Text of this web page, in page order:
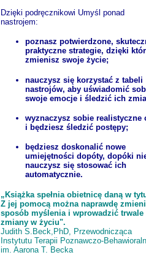
Dzięki podręcznikowi Umyśl ponad
nastrojem:
poznasz potwierdzone,
praktyczne strategie, dzięki
zmienisz swoje życie;
nauczysz się korzystać z tabeli
nastrojów, aby uświadomić
swoje emocje i śledzić ich
wyznaczysz sobie realistyczne
i będziesz śledzić postępy;
będziesz doskonalić nowe
umiejętności dopóty, dopóki
nauczysz się stosować ich
automatycznie.
„Książka spełnia obietnicę daną w
Z jej pomocą można naprawdę
sposób myślenia i wprowadzić trwale
zmiany w życiu".
Judith S.Beck,PhD, Przewodnicząca
Instytutu Terapii Poznawczo-
im. Aarona T. Becka